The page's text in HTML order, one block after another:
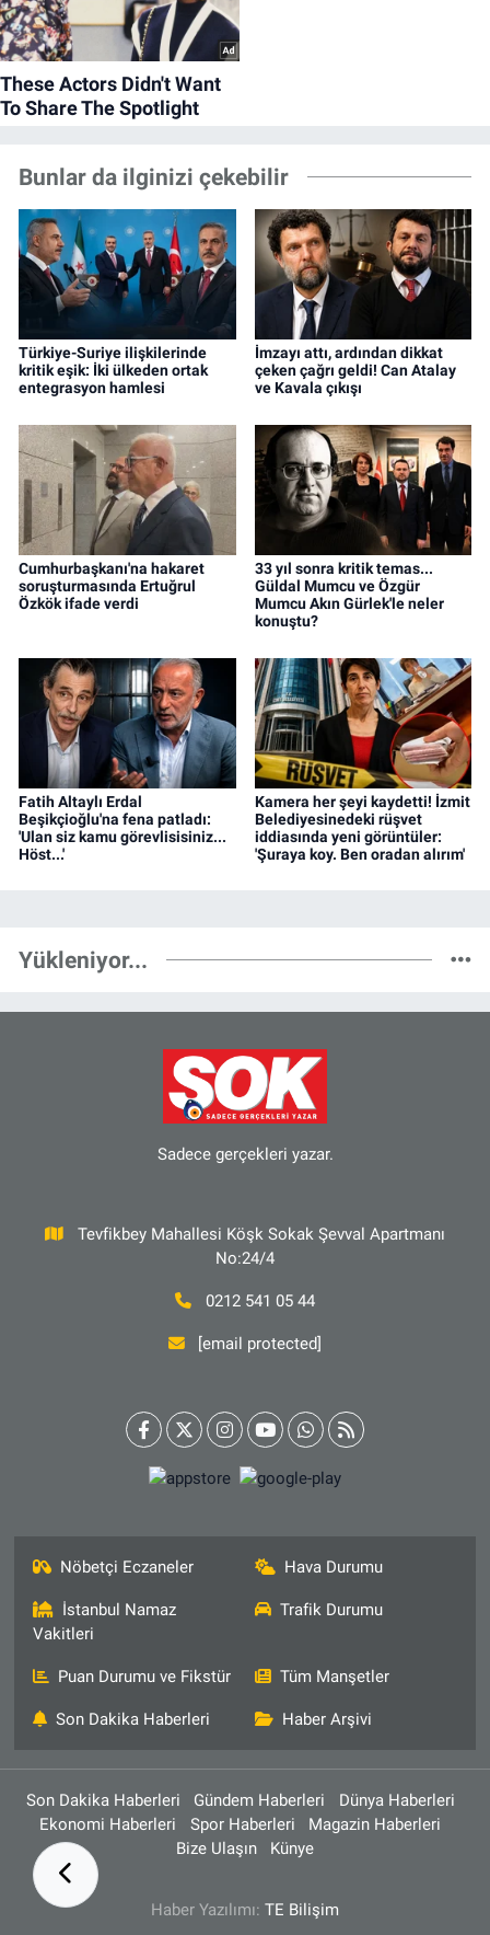
Bunlar da ilginizi çekebilir
Türkiye-Suriye ilişkilerinde
kritik eşik: İki ülkeden ortak
entegrasyon hamlesi
İmzayı attı, ardından dikkat
çeken çağrı geldi! Can Atalay
ve Kavala çıkışı
Cumhurbaşkanı'na hakaret
soruşturmasında Ertuğrul
Özkök ifade verdi
33 yıl sonra kritik temas...
Güldal Mumcu ve Özgür
Mumcu Akın Gürlek'le neler
konuştu?
Fatih Altaylı Erdal
Beşikçioğlu'na fena patladı:
'Ulan siz kamu görevlisisiniz...
Höst...'
Kamera her şeyi kaydetti! İzmit
Belediyesinedeki rüşvet
iddiasında yeni görüntüler:
'Şuraya koy. Ben oradan alırım'
Yükleniyor...
Sadece gerçekleri yazar.
Tevfikbey Mahallesi Köşk Sokak Şevval Apartmanı
No:24/4
0212 541 05 44
[email protected]
Nöbetçi Eczaneler Hava Durumu
İstanbul Namaz
Vakitleri
Trafik Durumu
Puan Durumu ve Fikstür Tüm Manşetler
Son Dakika Haberleri Haber Arşivi
Son Dakika Haberleri Gündem Haberleri
Dünya Haberleri
Ekonomi Haberleri
Spor Haberleri
Magazin Haberleri
Bize Ulaşın
Künye
Haber Yazılımı: TE Bilişim